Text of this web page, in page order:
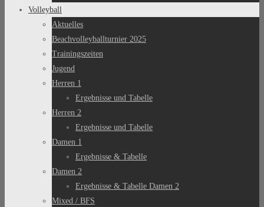
Volleyball
Aktuelles
Beachvolleyballturnier 2025
Trainingszeiten
Jugend
Herren 1
Ergebnisse und Tabelle
Herren 2
Ergebnisse und Tabelle
Damen 1
Ergebnisse & Tabelle
Damen 2
Ergebnisse & Tabelle Damen 2
Mixed / BFS